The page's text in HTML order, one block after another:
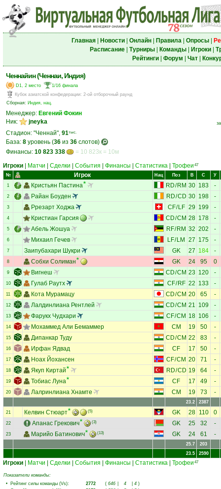
Главная| Новости| Онлайн| Правила| Опросы|
Расписание| Турниры| Команды| Игроки|
Рейтинги| Форум Чат|
Ченнайин (Ченнаи, Индия)
D1, 2 место
1/16 финала
Кубок азиатской конфедерации: 2-ой отборочный раунд
Сборная: Индия, нац.
Менеджер: Евгений Фокин
Ник:
jneyka
Стадион: "Ченнай", 91тыс.
База: 8 уровень (36 из 36 слотов)
Финансы: 10 823 338 = 10 823к = 10м
Игроки Матчи Сделки События Финансы Статистика Трофеи 47
№ Игрок Нац Поз В С У
1 Кристьян Пастина RD/ RM 30 183 -
2 Райан Боуден RD/CD 30 198 -
3 Ррезарт Ходжа CF/LF 29 199 -
4 Кристиан Гарсия CD/CM 28 178 -
5 Абель Жошуа RF/ RM 32 202 -
6 Михаил Гечев LF/ LM 27 175 -
7 Заипубахари Шукри GK 27 184 -
8 Собхи Солиман GK 24 95 0
9 Вигнеш CD/CM 23 120 -
10 Гулаб Раутх CF/RF 22 133 -
11 Кота Мурамацу CD/CM 20 65 -
12 Лалдинлиана Рентлей CD/CM 21 109 -
13 Фарукх Чудхари CF/CM 18 106 -
14 Мохаммед Али Бемаммер CM 19 50 -
15 Дипанкар Туду CD/CM 22 83 -
16 Ирфан Ядвад CF 17 50 -
17 Ноах Йохансен CF/CM 20 71 -
18 Якуп Киртай RD/CD 19 64 -
19 Тобиас Луна CF 17 49 -
20 Лалринлиана Хнамте CM 19 73 -
23.2 2387
21 Келвин Стюарт (5) GK 28 110 0
22 Апанас Грекович (3) GK 25 32 -
23 Марийо Батинович (13) GK 24 61 -
25.7
203
23.5
2590
Игроки Матчи Сделки События Финансы Статистика Трофеи 47
Показатели команды:
• Рейтинг силы команды (Vs): 2772 ( 646 4 4 )